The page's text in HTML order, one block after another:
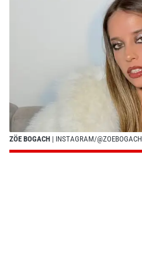
ZÖE BOGACH | INSTAGRAM/@ZOEBOGACH